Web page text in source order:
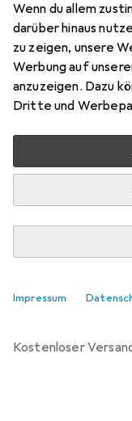
Wenn du allem
darüber hinaus
zu zeigen, unsere
Werbung auf
anzuzeigen. Dazu
Dritte und
Impressum
214
Bewertungen
Mehr als 10
Lieferort
Kostenloser